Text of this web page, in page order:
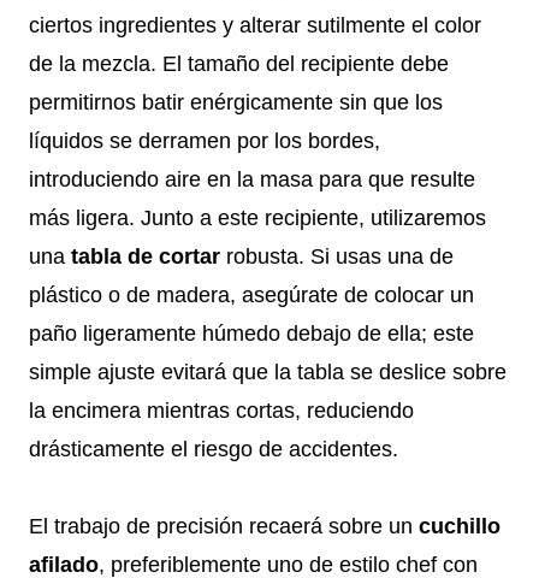
ciertos ingredientes y alterar sutilmente el color
de la mezcla. El tamaño del recipiente debe
permitirnos batir enérgicamente sin que los
líquidos se derramen por los bordes,
introduciendo aire en la masa para que resulte
más ligera. Junto a este recipiente, utilizaremos
una tabla de cortar robusta. Si usas una de
plástico o de madera, asegúrate de colocar un
paño ligeramente húmedo debajo de ella; este
simple ajuste evitará que la tabla se deslice sobre
la encimera mientras cortas, reduciendo
drásticamente el riesgo de accidentes.
El trabajo de precisión recaerá sobre un cuchillo
afilado, preferiblemente uno de estilo chef con